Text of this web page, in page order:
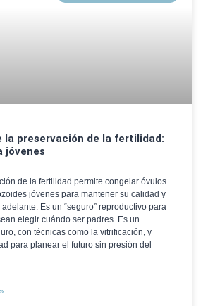
la preservación de la fertilidad:
jóvenes
de la fertilidad permite congelar óvulos
jóvenes para mantener su calidad y
Es un “seguro” reproductivo para
elegir cuándo ser padres. Es un
con técnicas como la vitrificación, y
para planear el futuro sin presión del